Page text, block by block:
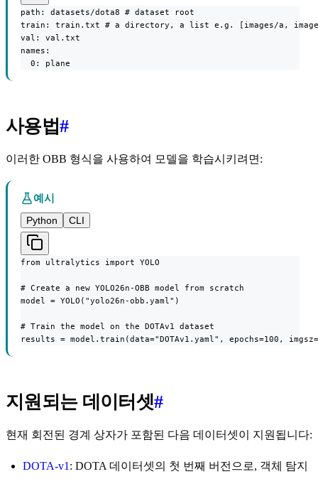
path: datasets/dota8 # dataset root
train: train.txt # a directory, a list e.g. [images/a,
val: val.txt
names:
  0: plane
사용법#
이러한 OBB 형식을 사용하여 모델을 학습시키려면:
예시
Python
CLI
from ultralytics import YOLO
# Create a new YOLO26n-OBB model from scratch
model = YOLO("yolo26n-obb.yaml")
# Train the model on the DOTAv1 dataset
results = model.train(data="DOTAv1.yaml", epochs=100,
지원되는 데이터셋#
현재 회전된 경계 상자가 포함된 다음 데이터셋이 지원됩니다:
DOTA-v1 : DOTA 데이터셋의 첫 번째 버전으로, 객체 탐지